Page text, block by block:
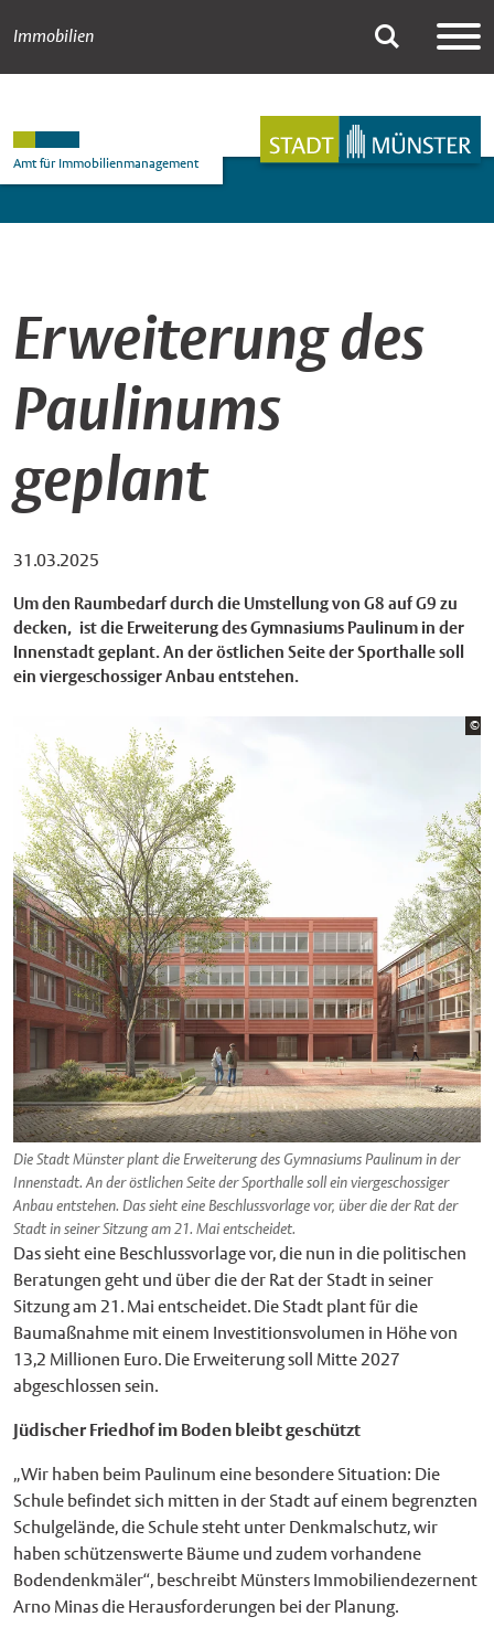
Newsdetail
Immobilien
Amt für Immobilienmanagement
Erweiterung des
Paulinums
geplant
31.03.2025
Um den Raumbedarf durch die Umstellung von G8 auf G9 zu
decken, ist die Erweiterung des Gymnasiums Paulinum in der
Innenstadt geplant. An der östlichen Seite der Sporthalle soll
ein viergeschossiger Anbau entstehen.
©
Die Stadt Münster plant die Erweiterung des Gymnasiums Paulinum in der
Innenstadt. An der östlichen Seite der Sporthalle soll ein viergeschossiger
Anbau entstehen. Das sieht eine Beschlussvorlage vor, über die der Rat der
Stadt in seiner Sitzung am 21. Mai entscheidet.
Das sieht eine Beschlussvorlage vor, die nun in die politischen
Beratungen geht und über die der Rat der Stadt in seiner
Sitzung am 21. Mai entscheidet. Die Stadt plant für die
Baumaßnahme mit einem Investitionsvolumen in Höhe von
13,2 Millionen Euro. Die Erweiterung soll Mitte 2027
abgeschlossen sein.
Jüdischer Friedhof im Boden bleibt geschützt
„Wir haben beim Paulinum eine besondere Situation: Die
Schule befindet sich mitten in der Stadt auf einem begrenzten
Schulgelände, die Schule steht unter Denkmalschutz, wir
haben schützenswerte Bäume und zudem vorhandene
Bodendenkmäler“, beschreibt Münsters Immobiliendezernent
Arno Minas die Herausforderungen bei der Planung.